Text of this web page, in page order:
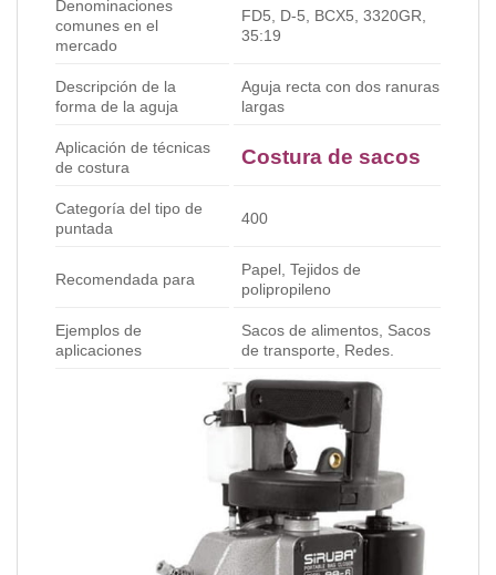
Denominaciones
comunes en el
mercado
FD5, D-5, BCX5, 3320GR,
35:19
Descripción de la
forma de la aguja
Aguja recta con dos ranuras
largas
Aplicación de técnicas
de costura
Costura de sacos
Categoría del tipo de
puntada
400
Recomendada para
Papel, Tejidos de
polipropileno
Ejemplos de
aplicaciones
Sacos de alimentos, Sacos
de transporte, Redes.